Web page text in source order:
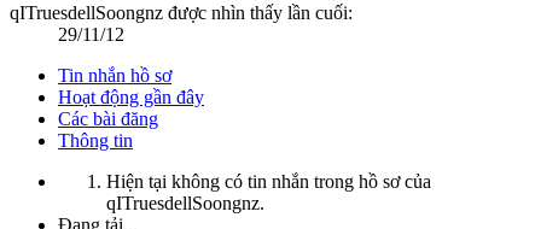
qITruesdellSoongnz được nhìn thấy lần cuối:
29/11/12
Tin nhắn hồ sơ
Hoạt động gần đây
Các bài đăng
Thông tin
Hiện tại không có tin nhắn trong hồ sơ của
qITruesdellSoongnz.
Đang tải...